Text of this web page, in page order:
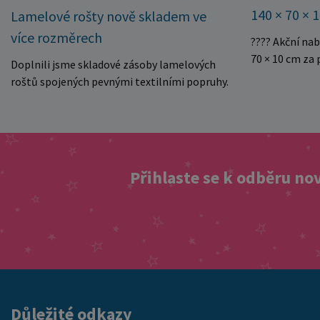
Lamelové rošty nově skladem ve
více rozměrech
Doplnili jsme skladové zásoby lamelových
roštů spojených pevnými textilními popruhy.
rovnoměrnou oporu. K dispozici jsou ve více
postele. Aktuálně máme skladem velké
množství kusů, proto můžeme objednávky
140 × 70 ×
???? Akční
70 × 10 cm
Výjimečně
této
Přihlaste se k odběru
Důležité odkazy